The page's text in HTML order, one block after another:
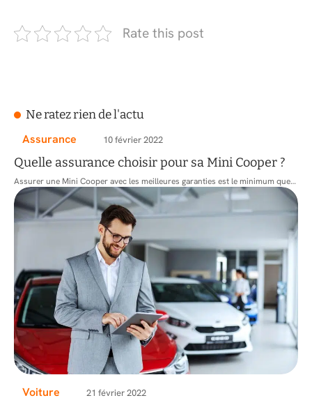
Rate this post
Ne ratez rien de l'actu
Assurance
10 février 2022
Quelle assurance choisir pour sa Mini Cooper ?
Assurer une Mini Cooper avec les meilleures garanties est le minimum que…
Voiture 21 février 2022